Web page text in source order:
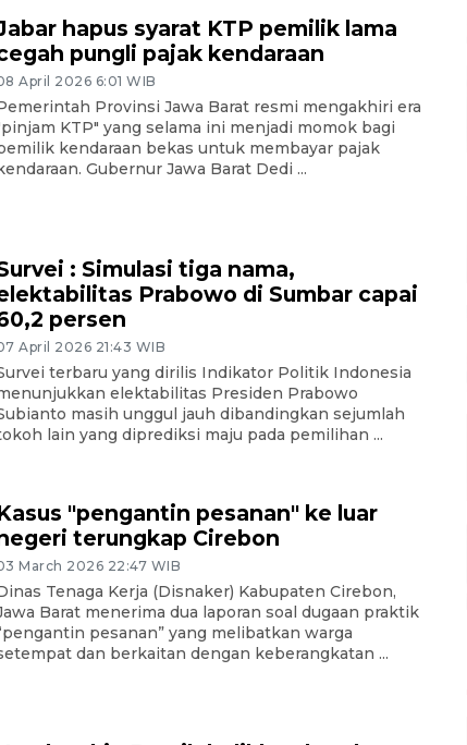
hapus syarat KTP pemilik lama
pungli pajak kendaraan
April 2026 6:01 WIB
Provinsi Jawa Barat resmi mengakhiri era
KTP" yang selama ini menjadi momok bagi
kendaraan bekas untuk membayar pajak
Gubernur Jawa Barat Dedi ...
: Simulasi tiga nama,
Prabowo di Sumbar capai
persen
April 2026 21:43 WIB
terbaru yang dirilis Indikator Politik Indonesia
elektabilitas Presiden Prabowo
masih unggul jauh dibandingkan sejumlah
lain yang diprediksi maju pada pemilihan ...
"pengantin pesanan" ke luar
terungkap Cirebon
March 2026 22:47 WIB
Tenaga Kerja (Disnaker) Kabupaten Cirebon,
Barat menerima dua laporan soal dugaan praktik
pesanan” yang melibatkan warga
dan berkaitan dengan keberangkatan ...